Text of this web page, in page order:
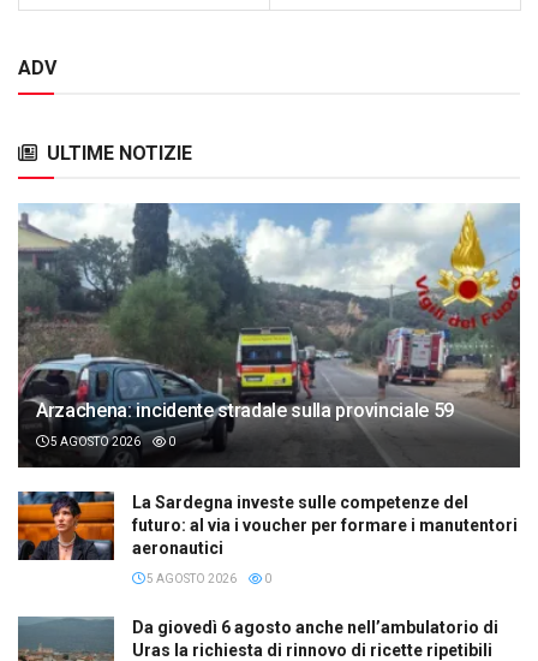
ADV
ULTIME NOTIZIE
Arzachena: incidente stradale sulla provinciale 59
5 AGOSTO 2026 0
La Sardegna investe sulle competenze del
futuro: al via i voucher per formare i manutentori
aeronautici
5 AGOSTO 2026 0
Da giovedì 6 agosto anche nell’ambulatorio di
Uras la richiesta di rinnovo di ricette ripetibili